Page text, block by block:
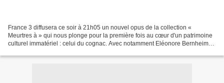
France 3 diffusera ce soir à 21h05 un nouvel opus de la collection «
Meurtres à » qui nous plonge pour la première fois au cœur d'un patrimoine
culturel immatériel : celui du cognac. Avec notamment Eléonore Bernheim